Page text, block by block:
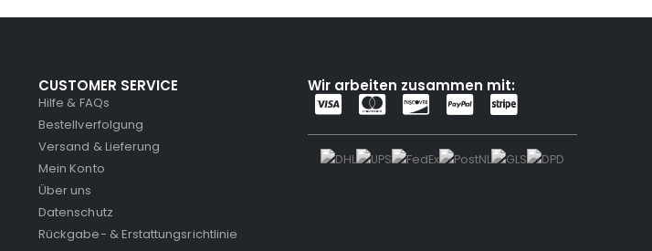
CUSTOMER SERVICE
Hilfe & FAQs
Bestellverfolgung
Versand & Lieferung
Mein Konto
Über uns
Datenschutz
Rückgabe- & Erstattungsrichtlinie
Wir arbeiten zusammen mit: